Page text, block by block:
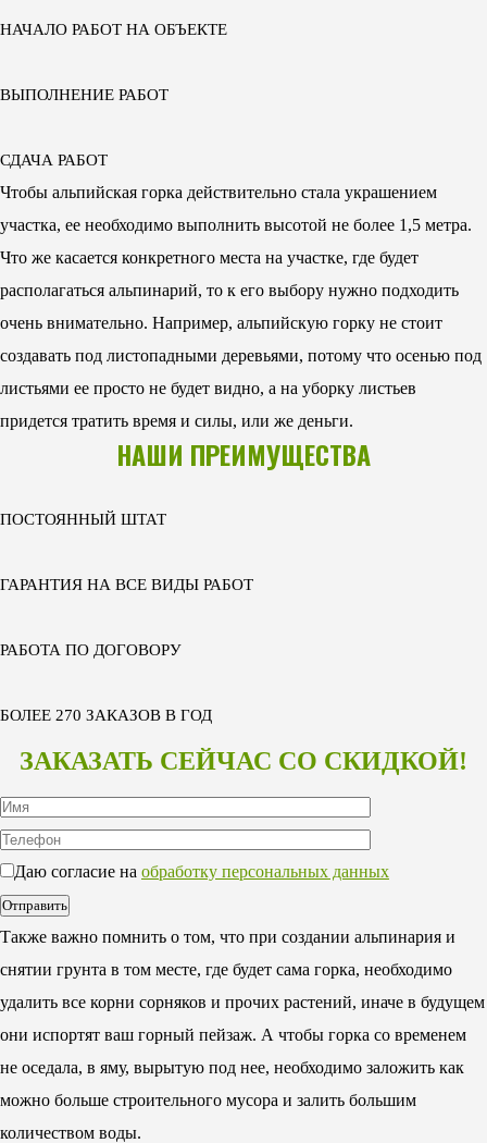
НАЧАЛО РАБОТ НА ОБЪЕКТЕ
ВЫПОЛНЕНИЕ РАБОТ
СДАЧА РАБОТ
Чтобы альпийская горка действительно стала украшением
участка, ее необходимо выполнить высотой не более 1,5 метра.
Что же касается конкретного места на участке, где будет
располагаться альпинарий, то к его выбору нужно подходить
очень внимательно. Например, альпийскую горку не стоит
создавать под листопадными деревьями, потому что осенью под
листьями ее просто не будет видно, а на уборку листьев
придется тратить время и силы, или же деньги.
НАШИ ПРЕИМУЩЕСТВА
ПОСТОЯННЫЙ ШТАТ
ГАРАНТИЯ НА ВСЕ ВИДЫ РАБОТ
РАБОТА ПО ДОГОВОРУ
БОЛЕЕ 270 ЗАКАЗОВ В ГОД
ЗАКАЗАТЬ СЕЙЧАС СО СКИДКОЙ!
Даю согласие на обработку персональных данных
Также важно помнить о том, что при создании альпинария и
снятии грунта в том месте, где будет сама горка, необходимо
удалить все корни сорняков и прочих растений, иначе в будущем
они испортят ваш горный пейзаж. А чтобы горка со временем
не оседала, в яму, вырытую под нее, необходимо заложить как
можно больше строительного мусора и залить большим
количеством воды.